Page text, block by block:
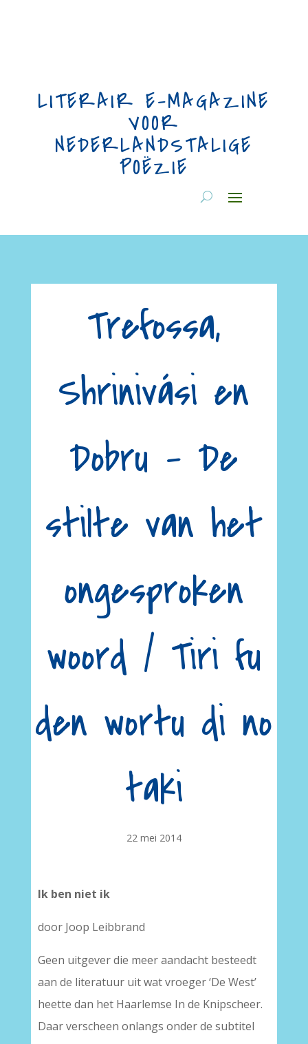
LITERAIR E-MAGAZINE
VOOR
NEDERLANDSTALIGE
POËZIE
Trefossa,
Shrinivási en
Dobru – De
stilte van het
ongesproken
woord / Tiri fu
den wortu di no
taki
22 mei 2014
Ik ben niet ik
door Joop Leibbrand
Geen uitgever die meer aandacht besteedt
aan de literatuur uit wat vroeger ‘De West’
heette dan het Haarlemse In de Knipscheer.
Daar verscheen onlangs onder de subtitel